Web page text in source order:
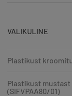
VALIKULINE
Plastikust
Plastikust
(SIFVPAA80/01)